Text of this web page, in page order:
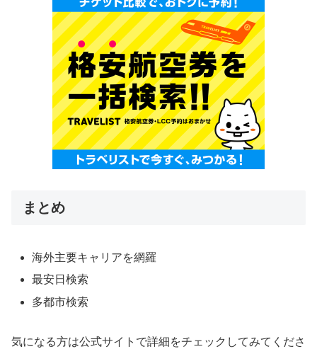
まとめ
海外主要キャリアを網羅
最安日検索
多都市検索
気になる方は公式サイトで詳細をチェックしてみてくださ